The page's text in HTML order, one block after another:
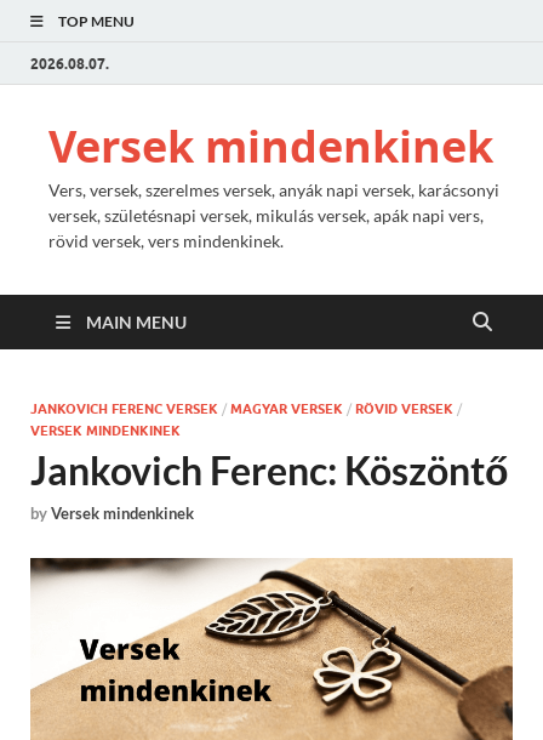
TOP MENU
2026.08.07.
Versek mindenkinek
Vers, versek, szerelmes versek, anyák napi versek, karácsonyi
versek, születésnapi versek, mikulás versek, apák napi vers,
rövid versek, vers mindenkinek.
MAIN MENU
JANKOVICH FERENC VERSEK / MAGYAR VERSEK / RÖVID VERSEK /
VERSEK MINDENKINEK
Jankovich Ferenc: Köszöntő
byVersek mindenkinek